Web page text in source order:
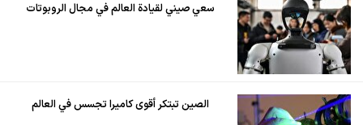
سعي صيني لقيادة العالم في مجال الروبوتات
الصين تبتكر أقوى كاميرا تجسس في العالم